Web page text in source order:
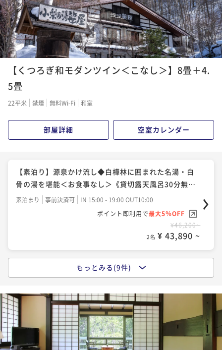
¥46,200~
2名 ¥ 43,890 ~
【夕食のみ／朝食なし】早朝出発や翌朝ゆっくりした
い方におすすめ！名湯白骨の湯と和食会席を楽しむ
料》
二食付き 事前決済可
IN 15:00 - 17:00 OUT10:00
2名 ¥ 56,430 ~
【白骨温泉でお湯比べ】小梨の湯笹屋1泊2食＋お宿つ
るや日帰入浴付の白骨温泉湯めぐりプラン
二食付き 事前決済可
IN 15:00 - 17:00 OUT10:00
ポイント即利用で最大5％OFF
2名 ¥ 58,520 ~
【くつろぎ和モダンツイン＜こなし＞】8畳＋4.
5畳
22平米 禁煙 無料Wi-Fi 和室
部屋詳細 空室カレンダー
【素泊り】源泉かけ流し◆白樺林に囲まれた名湯・白
骨の湯を堪能＜お食事なし＞《貸切露天風呂30分無
料》
素泊まり 事前決済可
IN 15:00 - 19:00 OUT10:00
ポイント即利用で最大5％OFF
¥46,200~
2名 ¥ 43,890 ~
【1泊朝食付】チェックイン19時まで◆白樺林に囲まれ
朝食付き 事前決済可
IN 15:00 - 19:00 OUT10:00
ポイント即利用で最大5％OFF
¥50,600~
2名 ¥ 48,070 ~
もっとみる(9件)